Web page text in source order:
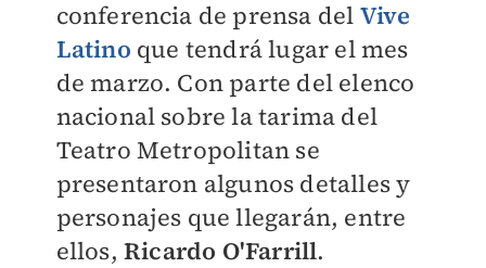
conferencia de prensa del Vive
Latino que tendrá lugar el mes
de marzo. Con parte del elenco
nacional sobre la tarima del
Teatro Metropolitan se
presentaron algunos detalles y
personajes que llegarán, entre
ellos, Ricardo O'Farrill.